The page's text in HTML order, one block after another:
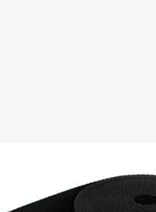
50m PP
stark - schwarz